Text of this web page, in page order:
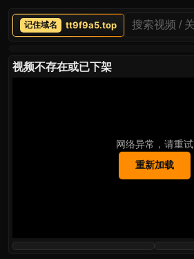
tt9f9a5.top
视频不存在或已下架
网络异常，请重试
重新加载